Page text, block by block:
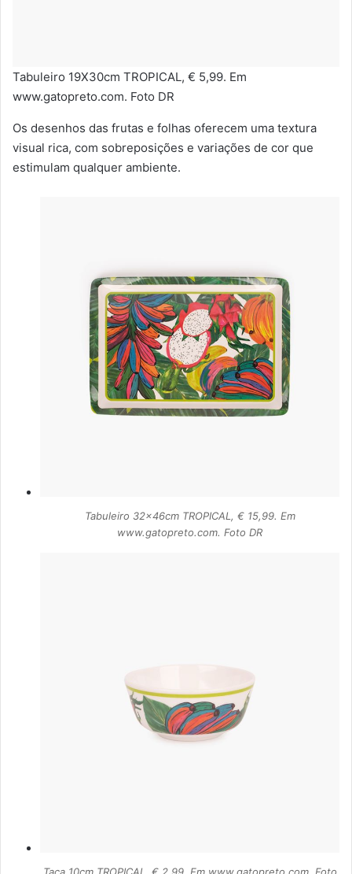
Tabuleiro 19X30cm TROPICAL, € 5,99. Em
www.gatopreto.com. Foto DR
Os desenhos das frutas e folhas oferecem uma textura
visual rica, com sobreposições e variações de cor que
estimulam qualquer ambiente.
Tabuleiro 32x46cm TROPICAL, € 15,99. Em
www.gatopreto.com. Foto DR
Taça 10cm TROPICAL, € 2,99. Em www.gatopreto.com. Foto